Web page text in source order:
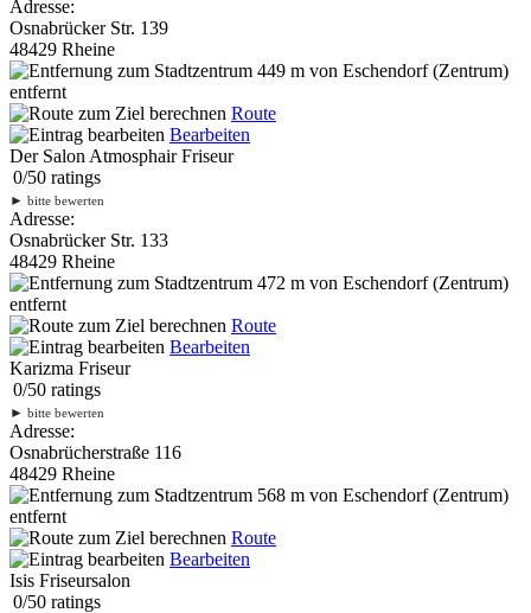
Adresse:
Osnabrücker Str. 139
48429 Rheine
449 m von Eschendorf (Zentrum)
entfernt
Route
Bearbeiten
Der Salon Atmosphair Friseur
0/50 ratings
► bitte bewerten
Adresse:
Osnabrücker Str. 133
48429 Rheine
472 m von Eschendorf (Zentrum)
entfernt
Route
Bearbeiten
Karizma Friseur
0/50 ratings
► bitte bewerten
Adresse:
Osnabrücherstraße 116
48429 Rheine
568 m von Eschendorf (Zentrum)
entfernt
Route
Bearbeiten
Isis Friseursalon
0/50 ratings